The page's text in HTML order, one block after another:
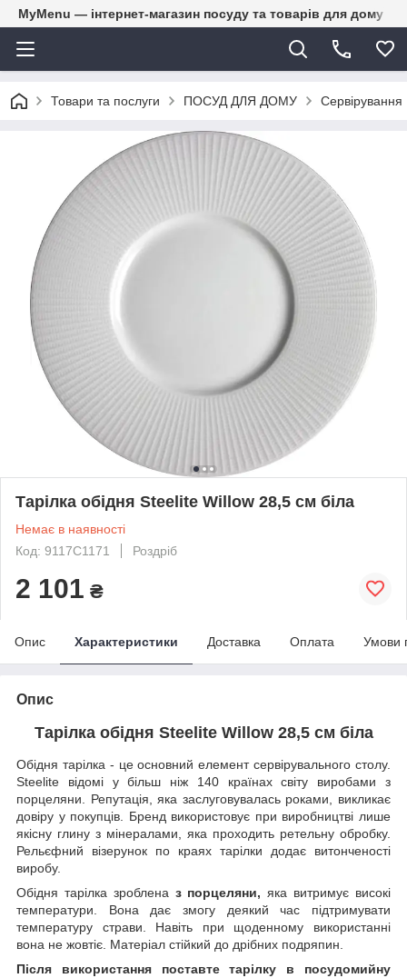
MyMenu — інтернет-магазин посуду та товарів для дому
Товари та послуги ПОСУД ДЛЯ ДОМУ Сервірування
Тарілка обідня Steelite Willow 28,5 cм біла
Немає в наявності
Код: 9117C1171
Роздріб
2 101 ₴
Опис Характеристики Доставка Оплата Умови
Опис
Тарілка обідня Steelite Willow 28,5 cм біла
Обідня тарілка - це основний елемент сервірувального столу.
Steelite відомі у більш ніж 140 країнах світу виробами з
порцеляни. Репутація, яка заслуговувалась роками, викликає
довіру у покупців. Бренд використовує при виробництві лише
якісну глину з мінералами, яка проходить ретельну обробку.
Рельєфний візерунок по краях тарілки додає витонченості
виробу.
Обідня тарілка зроблена з порцеляни, яка витримує високі
температури. Вона дає змогу деякий час підтримувати
температуру страви. Навіть при щоденному використанні
вона не жовтіє. Матеріал стійкий до дрібних подряпин.
Після використання поставте тарілку в посудомийну